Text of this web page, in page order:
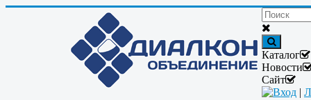
Каталог
Новости
Сайт
Вход |